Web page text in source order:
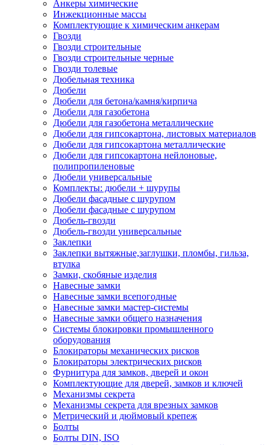
Анкеры химические
Инжекционные массы
Комплектующие к химическим анкерам
Гвозди
Гвозди строительные
Гвозди строительные черные
Гвозди толевые
Дюбельная техника
Дюбели
Дюбели для бетона/камня/кирпича
Дюбели для газобетона
Дюбели для газобетона металлические
Дюбели для гипсокартона, листовых материалов
Дюбели для гипсокартона металлические
Дюбели для гипсокартона нейлоновые,
полипропиленовые
Дюбели универсальные
Комплекты: дюбели + шурупы
Дюбели фасадные с шурупом
Дюбели фасадные с шурупом
Дюбель-гвозди
Дюбель-гвозди универсальные
Заклепки
Заклепки вытяжные,заглушки, пломбы, гильза,
втулка
Замки, скобяные изделия
Навесные замки
Навесные замки всепогодные
Навесные замки мастер-системы
Навесные замки общего назначения
Системы блокировки промышленного
оборудования
Блокираторы механических рисков
Блокираторы электрических рисков
Фурнитура для замков, дверей и окон
Комплектующие для дверей, замков и ключей
Механизмы секрета
Механизмы секрета для врезных замков
Метрический и дюймовый крепеж
Болты
Болты DIN, ISO